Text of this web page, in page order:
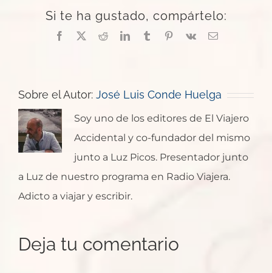
Si te ha gustado, compártelo:
Facebook
X RedditLinkedInTumblrPinterest
Vk
Correo
Sobre el Autor: José Luis Conde Huelga
Soy uno de los editores de El Viajero
Accidental y co-fundador del mismo
junto a Luz Picos. Presentador junto
a Luz de nuestro programa en Radio Viajera.
Adicto a viajar y escribir.
Deja tu comentario